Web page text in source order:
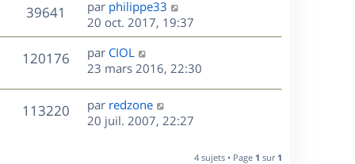
s
n
i
e
r
m
e
s
s
39641
u
e
D
e
r
n
i
e
r
m
par philippe33
20 oct. 2017, 19:37
120176V
u
e
D
e
n
i
par CIOL
23 mars 2016, 22:30
113220V
D
e
par redzone
20 juil. 2007, 22:27
4 sujets • Page 1 sur 1